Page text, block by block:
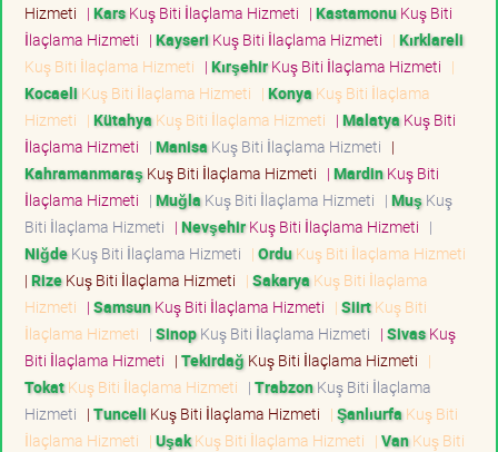
Hizmeti | KarsKuş Biti İlaçlama Hizmeti | KastamonuKuş Biti
İlaçlama Hizmeti | Kayseri Kuş Biti İlaçlama Hizmeti | Kırklareli
Kuş Biti İlaçlama Hizmeti | KırşehirKuş Biti İlaçlama Hizmeti |
Kocaeli Kuş Biti İlaçlama Hizmeti | Konya Kuş Biti İlaçlama
Hizmeti | Kütahya Kuş Biti İlaçlama Hizmeti | Malatya Kuş Biti
İlaçlama Hizmeti | Manisa Kuş Biti İlaçlama Hizmeti |
Kahramanmaraş Kuş Biti İlaçlama Hizmeti | MardinKuş Biti
İlaçlama Hizmeti | Muğla Kuş Biti İlaçlama Hizmeti | Muş Kuş
Biti İlaçlama Hizmeti | NevşehirKuş Biti İlaçlama Hizmeti |
NiğdeKuş Biti İlaçlama Hizmeti | OrduKuş Biti İlaçlama Hizmeti
| RizeKuş Biti İlaçlama Hizmeti | Sakarya Kuş Biti İlaçlama
Hizmeti | SamsunKuş Biti İlaçlama Hizmeti | SiirtKuş Biti
İlaçlama Hizmeti | SinopKuş Biti İlaçlama Hizmeti | SivasKuş
Biti İlaçlama Hizmeti | Tekirdağ Kuş Biti İlaçlama Hizmeti |
TokatKuş Biti İlaçlama Hizmeti | TrabzonKuş Biti İlaçlama
Hizmeti | Tunceli Kuş Biti İlaçlama Hizmeti | Şanlıurfa Kuş Biti
İlaçlama Hizmeti | UşakKuş Biti İlaçlama Hizmeti | VanKuş Biti